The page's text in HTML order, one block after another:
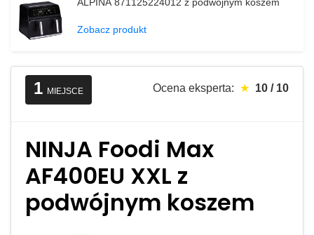
Zobacz produkt
1 MIEJSCE Ocena eksperta: ★ 10 / 10
NINJA Foodi Max
AF400EU XXL z
podwójnym koszem